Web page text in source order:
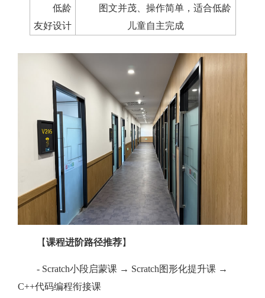
低龄
友好设计
图文并茂、操作简单，适合低龄
儿童自主完成
【课程进阶路径推荐】
- Scratch小段启蒙课 → Scratch图形化提升课 →
C++代码编程衔接课